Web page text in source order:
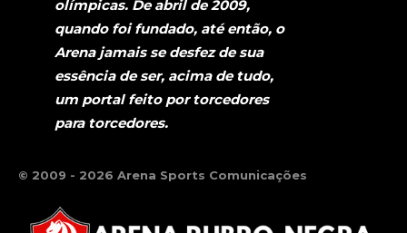
olímpicas. De abril de 2009,
quando foi fundado, até então, o
Arena jamais se desfez de sua
essência de ser, acima de tudo,
um portal feito por torcedores
para torcedores.
© 2009 - 2026 Arena Sports Comunicações